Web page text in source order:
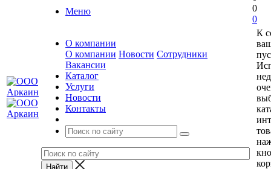
Меню
О компании
О компании Новости Сотрудники
Вакансии
Каталог
Услуги
Новости
Контакты
0
0
К